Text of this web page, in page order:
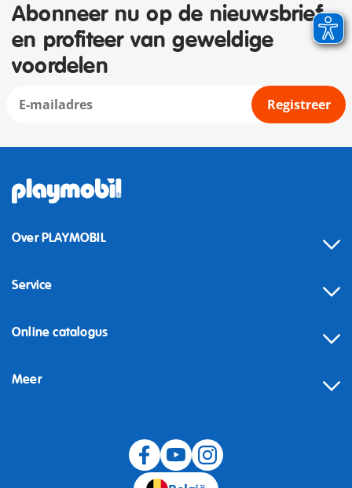
Abonneer nu op de nieuwsbrief
en profiteer van geweldige
voordelen
Registreer
Over PLAYMOBIL
Service
Online catalogus
Meer